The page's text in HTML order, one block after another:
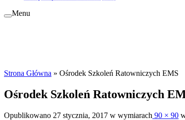
Menu
Strona Główna » Ośrodek Szkoleń Ratowniczych EMS
Ośrodek Szkoleń Ratowniczych
Opublikowano 27 stycznia, 2017 w wymiarach 90 × 90